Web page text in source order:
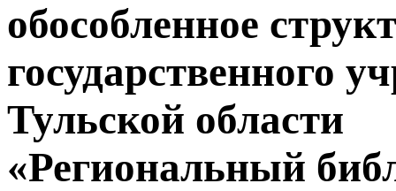
обособленное
государственного
Тульской области
«Региональный